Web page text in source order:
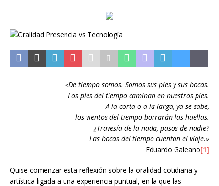
«De tiempo somos. Somos sus pies y sus bocas.
Los pies del tiempo caminan en nuestros pies.
A la corta o a la larga, ya se sabe,
los vientos del tiempo borrarán las huellas.
¿Travesía de la nada, pasos de nadie?
Las bocas del tiempo cuentan el viaje.»
Eduardo Galeano[1]
Quise comenzar esta reflexión sobre la oralidad cotidiana y
artística ligada a una experiencia puntual, en la que las